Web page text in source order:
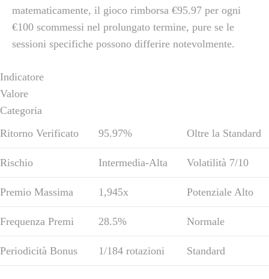
matematicamente, il gioco rimborsa €95.97 per ogni
€100 scommessi nel prolungato termine, pure se le
sessioni specifiche possono differire notevolmente.
Indicatore
Valore
Categoria
Ritorno Verificato
95.97% Oltre la Standard
Rischio Intermedia-Alta Volatilità 7/10
Premio Massima 1,945x Potenziale Alto
Frequenza Premi 28.5% Normale
Periodicità Bonus 1/184 rotazioni Standard